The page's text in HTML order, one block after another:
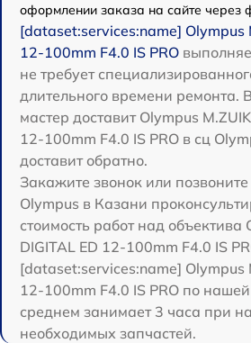
оформлении заказа на сайте через
[dataset:services:name] Olympus
12‑100mm F4.0 IS PRO
не требует
длительного времени ремонта.
мастер доставит Olympus
12‑100mm F4.0 IS PRO в сц
доставит обратно.
Закажите звонок или
Olympus в Казани
стоимость работ над объектива
DIGITAL ED 12‑100mm F4.0 IS
[dataset:services:name] Olympus
12‑100mm F4.0 IS PRO по нашей
среднем занимает 3 часа при
необходимых запчастей.